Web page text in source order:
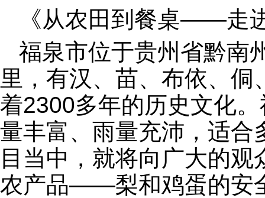
《从农田到餐桌——走
福泉市位于贵州省黔南
里，有汉、苗、布依、
着2300多年的历史文化
量丰富、雨量充沛，适合
目当中，就将向广大的
农产品——梨和鸡蛋的安